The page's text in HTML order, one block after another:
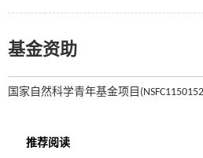
基金资助
国家自然科学青年基金项目